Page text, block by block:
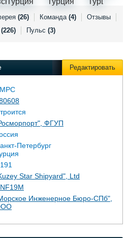
Форум
Отзывы
Все службы
(26) Команда (4)
Отзывы
(226) Пульс (3)
Редактировать
ФГУП
Петербург
Star Shipyard", Ltd
Инженерное Бюро-СПб",